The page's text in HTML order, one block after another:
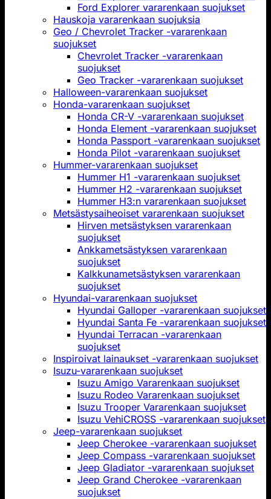
Ford Explorer vararenkaan suojukset
Hauskoja vararenkaan suojuksia
Geo / Chevrolet Tracker -vararenkaan
suojukset
Chevrolet Tracker -vararenkaan
suojukset
Geo Tracker -vararenkaan suojukset
Halloween-vararenkaan suojukset
Honda-vararenkaan suojukset
Honda CR-V -vararenkaan suojukset
Honda Element -vararenkaan suojukset
Honda Passport -vararenkaan suojukset
Honda Pilot -vararenkaan suojukset
Hummer-vararenkaan suojukset
Hummer H1 -vararenkaan suojukset
Hummer H2 -vararenkaan suojukset
Hummer H3:n vararenkaan suojukset
Metsästysaiheoiset vararenkaan suojukset
Hirven metsästyksen vararenkaan
suojukset
Ankkametsästyksen vararenkaan
suojukset
Kalkkunametsästyksen vararenkaan
suojukset
Hyundai-vararenkaan suojukset
Hyundai Galloper -vararenkaan suojukset
Hyundai Santa Fe -vararenkaan suojukset
Hyundai Terracan -vararenkaan
suojukset
Inspiroivat lainaukset -vararenkaan suojukset
Isuzu-vararenkaan suojukset
Isuzu Amigo Vararenkaan suojukset
Isuzu Rodeo Vararenkaan suojukset
Isuzu Trooper Vararenkaan suojukset
Isuzu VehiCROSS -vararenkaan suojukset
Jeep-vararenkaan suojukset
Jeep Cherokee -vararenkaan suojukset
Jeep Compass -vararenkaan suojukset
Jeep Gladiator -vararenkaan suojukset
Jeep Grand Cherokee -vararenkaan
suojukset